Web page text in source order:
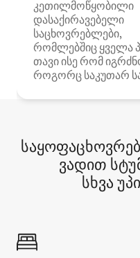
კეთილმოწყობილი
დასაქირავებელი
საცხოვრებლები,
რომლებშიც ყველა
თავი ისე რომ
როგორც საკუთარ
ვადით
სხვა